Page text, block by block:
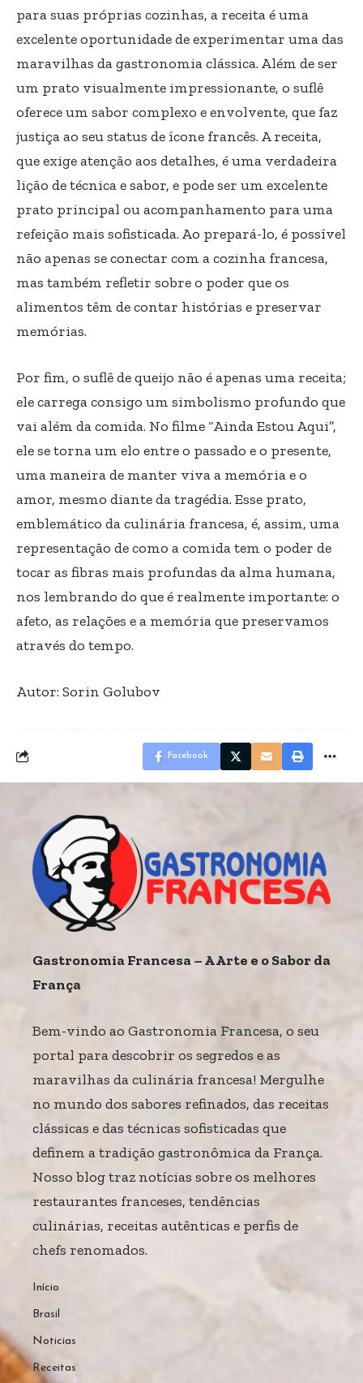
para suas próprias cozinhas, a receita é uma
excelente oportunidade de experimentar uma das
maravilhas da gastronomia clássica. Além de ser
um prato visualmente impressionante, o suflê
oferece um sabor complexo e envolvente, que faz
justiça ao seu status de ícone francês. A receita,
que exige atenção aos detalhes, é uma verdadeira
lição de técnica e sabor, e pode ser um excelente
prato principal ou acompanhamento para uma
refeição mais sofisticada. Ao prepará-lo, é possível
não apenas se conectar com a cozinha francesa,
mas também refletir sobre o poder que os
alimentos têm de contar histórias e preservar
memórias.
Por fim, o suflê de queijo não é apenas uma receita;
ele carrega consigo um simbolismo profundo que
vai além da comida. No filme “Ainda Estou Aqui”,
ele se torna um elo entre o passado e o presente,
uma maneira de manter viva a memória e o
amor, mesmo diante da tragédia. Esse prato,
emblemático da culinária francesa, é, assim, uma
representação de como a comida tem o poder de
tocar as fibras mais profundas da alma humana,
nos lembrando do que é realmente importante: o
afeto, as relações e a memória que preservamos
através do tempo.
Autor: Sorin Golubov
Facebook
Gastronomia Francesa – A Arte e o Sabor da
França
Bem-vindo ao Gastronomia Francesa, o seu
portal para descobrir os segredos e as
maravilhas da culinária francesa! Mergulhe
no mundo dos sabores refinados, das receitas
clássicas e das técnicas sofisticadas que
definem a tradição gastronômica da França.
Nosso blog traz notícias sobre os melhores
restaurantes franceses, tendências
culinárias, receitas autênticas e perfis de
chefs renomados.
Início
Brasil
Noticias
Receitas